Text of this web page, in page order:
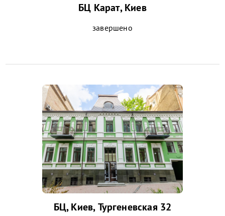
БЦ Карат, Киев
завершено
БЦ, Киев, Тургеневская 32